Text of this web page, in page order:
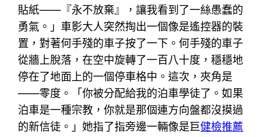
貼紙——『永不放棄』，讓我看到了一絲愚蠢的
勇氣。」車影大人突然掏出一個像是遙控器的裝
置，對著何手殘的車子按了一下。何手殘的車子
從牆上脫落，在空中旋轉了一百八十度，穩穩地
停在了地面上的一個停車格中。這次，夾角是
——零度。「你被分配給我的泊車學徒了。如果
泊車是一種宗教，你就是那個連方向盤都沒摸過
的新信徒。」她指了指旁邊一輛像是巨健檢推薦